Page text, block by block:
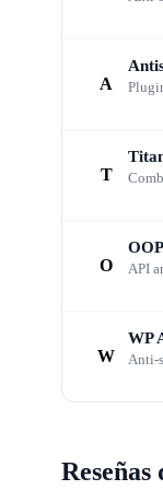
Akismet
Akismet
manual a
A
T
O API
W
WP
Anti-